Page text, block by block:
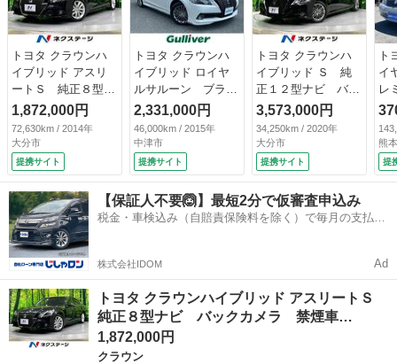
トヨタ クラウンハ
イブリッド アスリ
ートＳ 純正８型ナ
ビ バックカメラ
禁煙車 クルーズコ
ントロール ＨＩＤ
ヘッド／フォグ パ
ワーシート フルセ
グ Ｂｌｕｅｔｏｏ
ｔｈ再生 ＥＴＣ
スマートキー オー
トライト／エアコ
ン 革巻きステアリ
ング （検9.11）
1,872,000円
72,630km / 2014年
大分市
提携サイト
トヨタ クラウンハ
イブリッド ロイヤ
ルサルーン ブラッ
クスタイル （検
8.10）
2,331,000円
46,000km / 2015年
中津市
提携サイト
トヨタ クラウンハ
イブリッド Ｓ 純
正１２型ナビ バッ
クカメラ 衝突軽減
装置 レーダークル
ーズ 禁煙車 ブラ
インド ハーフレザ
ー シートヒータ
ー ＬＥＤヘッド／
フォグ ドラレコ
フルセグ Ｂｌｕｅ
3,573,000円
34,250km / 2020年
大分市
提携サイト
ト
イ
レ
ン
ダ
ア
ー
ロ
格
熊
提
【保証人不要🙆】最短2分で仮審査申込み
税金・車検込み（自賠責保険料を除く）で毎月の支払額
株式会社IDOM Ad
トヨタ クラウンハイブリッド アスリートＳ
純正８型ナビ バックカメラ 禁煙車…
1,872,000円
クラウン